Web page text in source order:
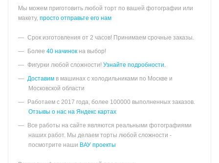
Мы можем приготовить любой торт по вашей фотографии или
макету, просто отправьте его нам
Срок изготовления от 2 часов! Принимаем срочные заказы.
Более 40 начинок на выбор!
Фигурки любой сложности! Узнайте подробности.
Доставим в машинах с холодильниками по Москве и
Московской области
Работаем с 2017 года, более 100000 выполненных заказов.
Отзывы о нас на Яндекс картах
Все работы на сайте являются реальными фотографиями
наших работ. Мы делаем торты любой сложности -
посмотрите наши ВАУ проекты